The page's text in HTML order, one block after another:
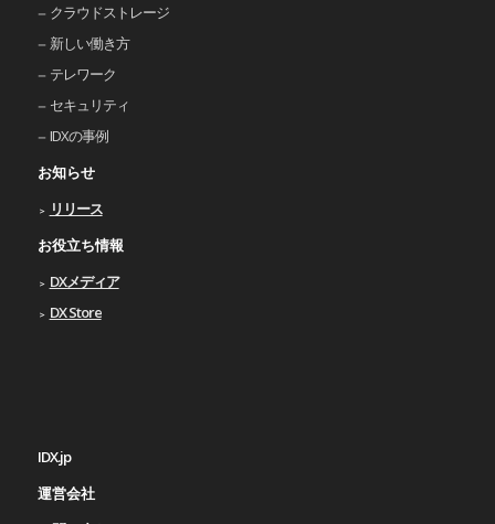
クラウドストレージ
新しい働き⽅
テレワーク
セキュリティ
IDXの事例
お知らせ
リリース
お役立ち情報
DXメディア
DX Store
IDX.jp
運営会社